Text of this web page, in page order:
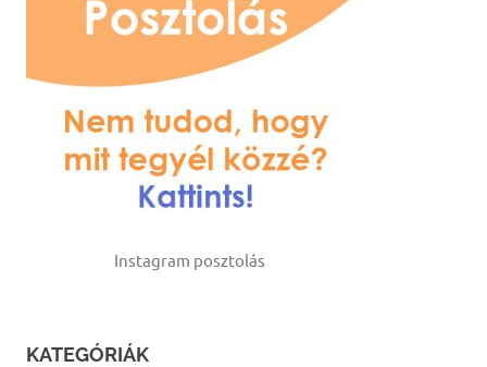
Instagram posztolás
KATEGÓRIÁK